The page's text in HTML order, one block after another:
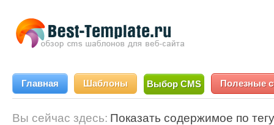
Главная Шаблоны Выбор CMS Полезные
Вы сейчас здесь: Показать содержимое по